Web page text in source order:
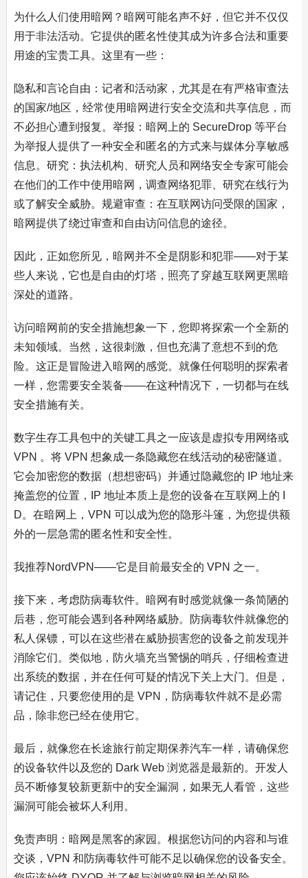
为什么人们使用暗网？暗网可能名声不好，但它并不仅仅
用于非法活动。它提供的匿名性使其成为许多合法和重要
用途的宝贵工具。这里有一些：
隐私和言论自由：记者和活动家，尤其是在有严格审查法
的国家/地区，经常使用暗网进行安全交流和共享信息，而
不必担心遭到报复。举报：暗网上的 SecureDrop 等平台
为举报人提供了一种安全和匿名的方式来与媒体分享敏感
信息。研究：执法机构、研究人员和网络安全专家可能会
在他们的工作中使用暗网，调查网络犯罪、研究在线行为
或了解安全威胁。规避审查：在互联网访问受限的国家，
暗网提供了绕过审查和自由访问信息的途径。
因此，正如您所见，暗网并不全是阴影和犯罪——对于某
些人来说，它也是自由的灯塔，照亮了穿越互联网更黑暗
深处的道路。
访问暗网前的安全措施想象一下，您即将探索一个全新的
未知领域。当然，这很刺激，但也充满了意想不到的危
险。这正是冒险进入暗网的感觉。就像任何聪明的探索者
一样，您需要安全装备——在这种情况下，一切都与在线
安全措施有关。
数字生存工具包中的关键工具之一应该是虚拟专用网络或
VPN 。将 VPN 想象成一条隐藏您在线活动的秘密隧道。
它会加密您的数据（想想密码）并通过隐藏您的 IP 地址来
掩盖您的位置，IP 地址本质上是您的设备在互联网上的 I
D。在暗网上，VPN 可以成为您的隐形斗篷，为您提供额
外的一层急需的匿名性和安全性。
我推荐NordVPN——它是目前最安全的 VPN 之一。
接下来，考虑防病毒软件。暗网有时感觉就像一条简陋的
后巷，您可能会遇到各种网络威胁。防病毒软件就像您的
私人保镖，可以在这些潜在威胁损害您的设备之前发现并
消除它们。类似地，防火墙充当警惕的哨兵，仔细检查进
出系统的数据，并在任何可疑的情况下关上大门。但是，
请记住，只要您使用的是 VPN，防病毒软件就不是必需
品，除非您已经在使用它。
最后，就像您在长途旅行前定期保养汽车一样，请确保您
的设备软件以及您的 Dark Web 浏览器是最新的。开发人
员不断修复较新更新中的安全漏洞，如果无人看管，这些
漏洞可能会被坏人利用。
免责声明：暗网是黑客的家园。根据您访问的内容和与谁
交谈，VPN 和防病毒软件可能不足以确保您的设备安全。